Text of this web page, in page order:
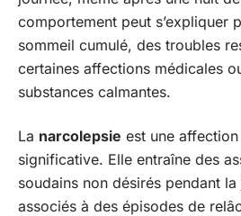
comportement peut s’expliquer
sommeil cumulé, des troubles
certaines affections médicales
substances calmantes.
La narcolepsie est une
significative. Elle entraîne des
soudains non désirés pendant
associés à des épisodes de